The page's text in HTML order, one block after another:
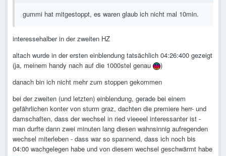
gummi hat mitgestoppt, es waren glaub ich nicht mal 10min.
interessehalber in der zweiten HZ
altach wurde in der ersten einblendung tatsächlich 04:26:400 gezeigt
(ja, meinem handy nach auf die 1000stel genau
)
danach bin ich nicht mehr zum stoppen gekommen
bei der zweiten (und letzten) einblendung, gerade bei einem
gefährlichen konter von sturm graz, dachten die premiere herr- und
damschaften, dass der wechsel in ried vieeeel interessanter ist -
man durfte dann zwei minuten lang diesen wahnsinnig aufregenden
wechsel miterleben - dass war so spannend, dass ich noch bis
04:00 wachgelegen habe und von diesem wechsel geschwärmt habe